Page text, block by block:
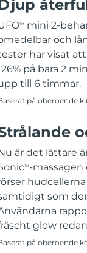
TM
mini 2-
och
har visat
på bara 2
till 6 timmar.
på oberoende
är det lättare
TM -
som
glow
på oberoende